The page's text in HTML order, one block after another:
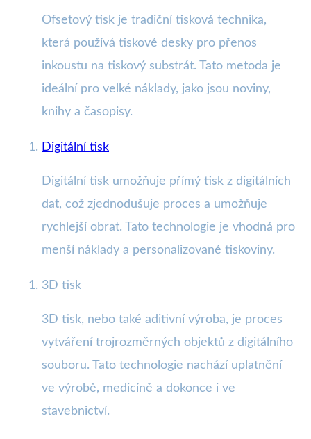
Ofsetový tisk je tradiční tisková technika,
která používá tiskové desky pro přenos
inkoustu na tiskový substrát. Tato metoda je
ideální pro velké náklady, jako jsou noviny,
knihy a časopisy.
Digitální tisk
Digitální tisk umožňuje přímý tisk z digitálních
dat, což zjednodušuje proces a umožňuje
rychlejší obrat. Tato technologie je vhodná pro
menší náklady a personalizované tiskoviny.
3D tisk
3D tisk, nebo také aditivní výroba, je proces
vytváření trojrozměrných objektů z digitálního
souboru. Tato technologie nachází uplatnění
ve výrobě, medicíně a dokonce i ve
stavebnictví.